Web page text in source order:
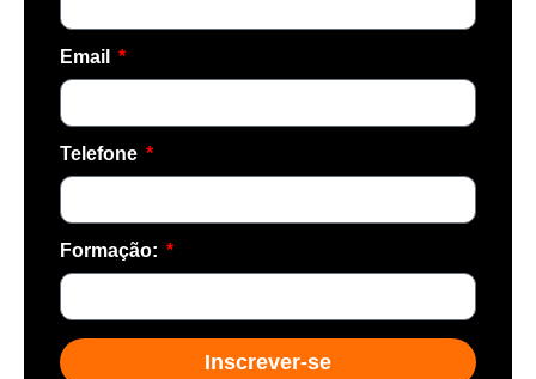
Email
Telefone
Formação:
Inscrever-se